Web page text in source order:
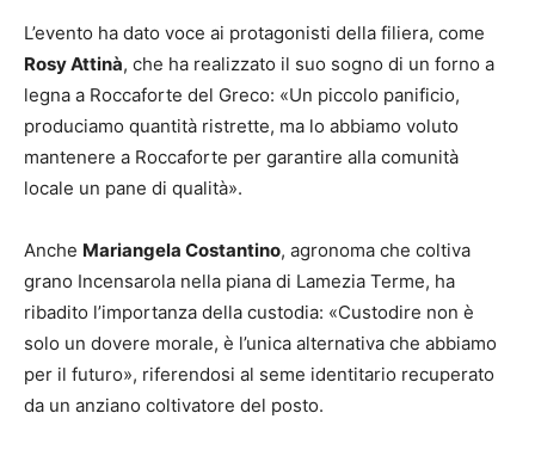
L’evento ha dato voce ai protagonisti della filiera, come
Rosy Attinà, che ha realizzato il suo sogno di un forno a
legna a Roccaforte del Greco: «Un piccolo panificio,
produciamo quantità ristrette, ma lo abbiamo voluto
mantenere a Roccaforte per garantire alla comunità
locale un pane di qualità».
Anche Mariangela Costantino, agronoma che coltiva
grano Incensarola nella piana di Lamezia Terme, ha
ribadito l’importanza della custodia: «Custodire non è
solo un dovere morale, è l’unica alternativa che abbiamo
per il futuro», riferendosi al seme identitario recuperato
da un anziano coltivatore del posto.